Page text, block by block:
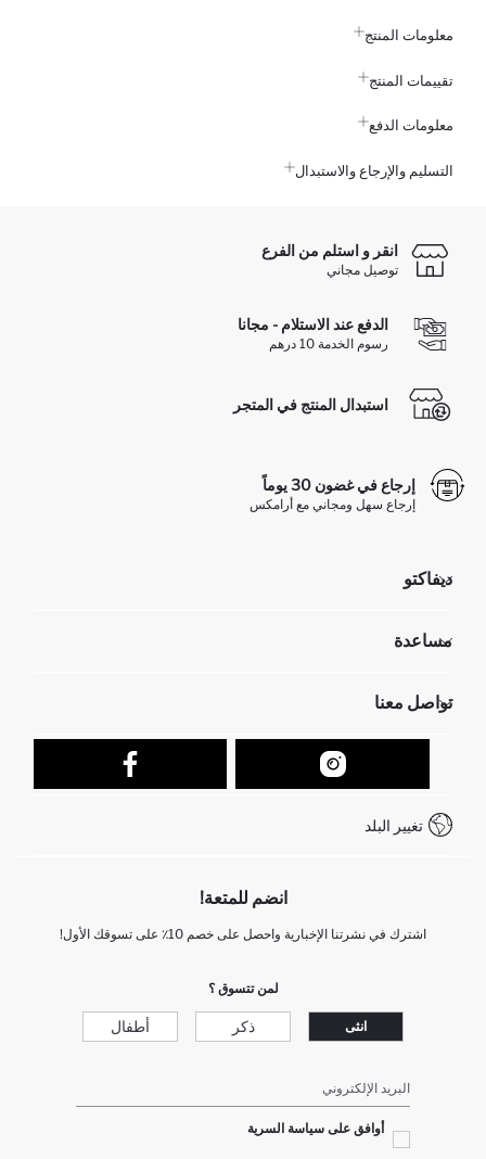
معلومات المنتج
تقييمات المنتج
معلومات الدفع
التسليم والإرجاع والاستبدال
انقر و استلم من الفرع
توصيل مجاني
الدفع عند الاستلام - مجانا
رسوم الخدمة 10 درهم
استبدال المنتج في المتجر
إرجاع في غضون 30 يوماً
إرجاع سهل ومجاني مع أرامكس
ديفاكتو
تعرف علينا
مساعدة
عمليات الارجاع و الاستبدال السهلة
تتبع الشحنة
كيف يمكنك التسوق في ديفاكتو ؟
كيف تدفع في ديفاكتو؟
تواصل معنا
نموذج الاتصال
+212 525 076 633 خدمة العملاءتغيير البلد
انضم للمتعة!
اشترك في نشرتنا الإخبارية واحصل على خصم 10٪ على تسوقك الأول!
لمن تتسوق ؟
انثى ذكر أطفال
البريد الإلكتروني
أوافق على سياسة السرية